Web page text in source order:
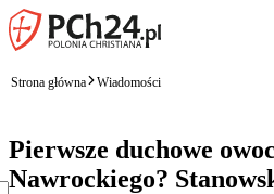
Strona główna Wiadomości
Pierwsze duchowe
Nawrockiego?